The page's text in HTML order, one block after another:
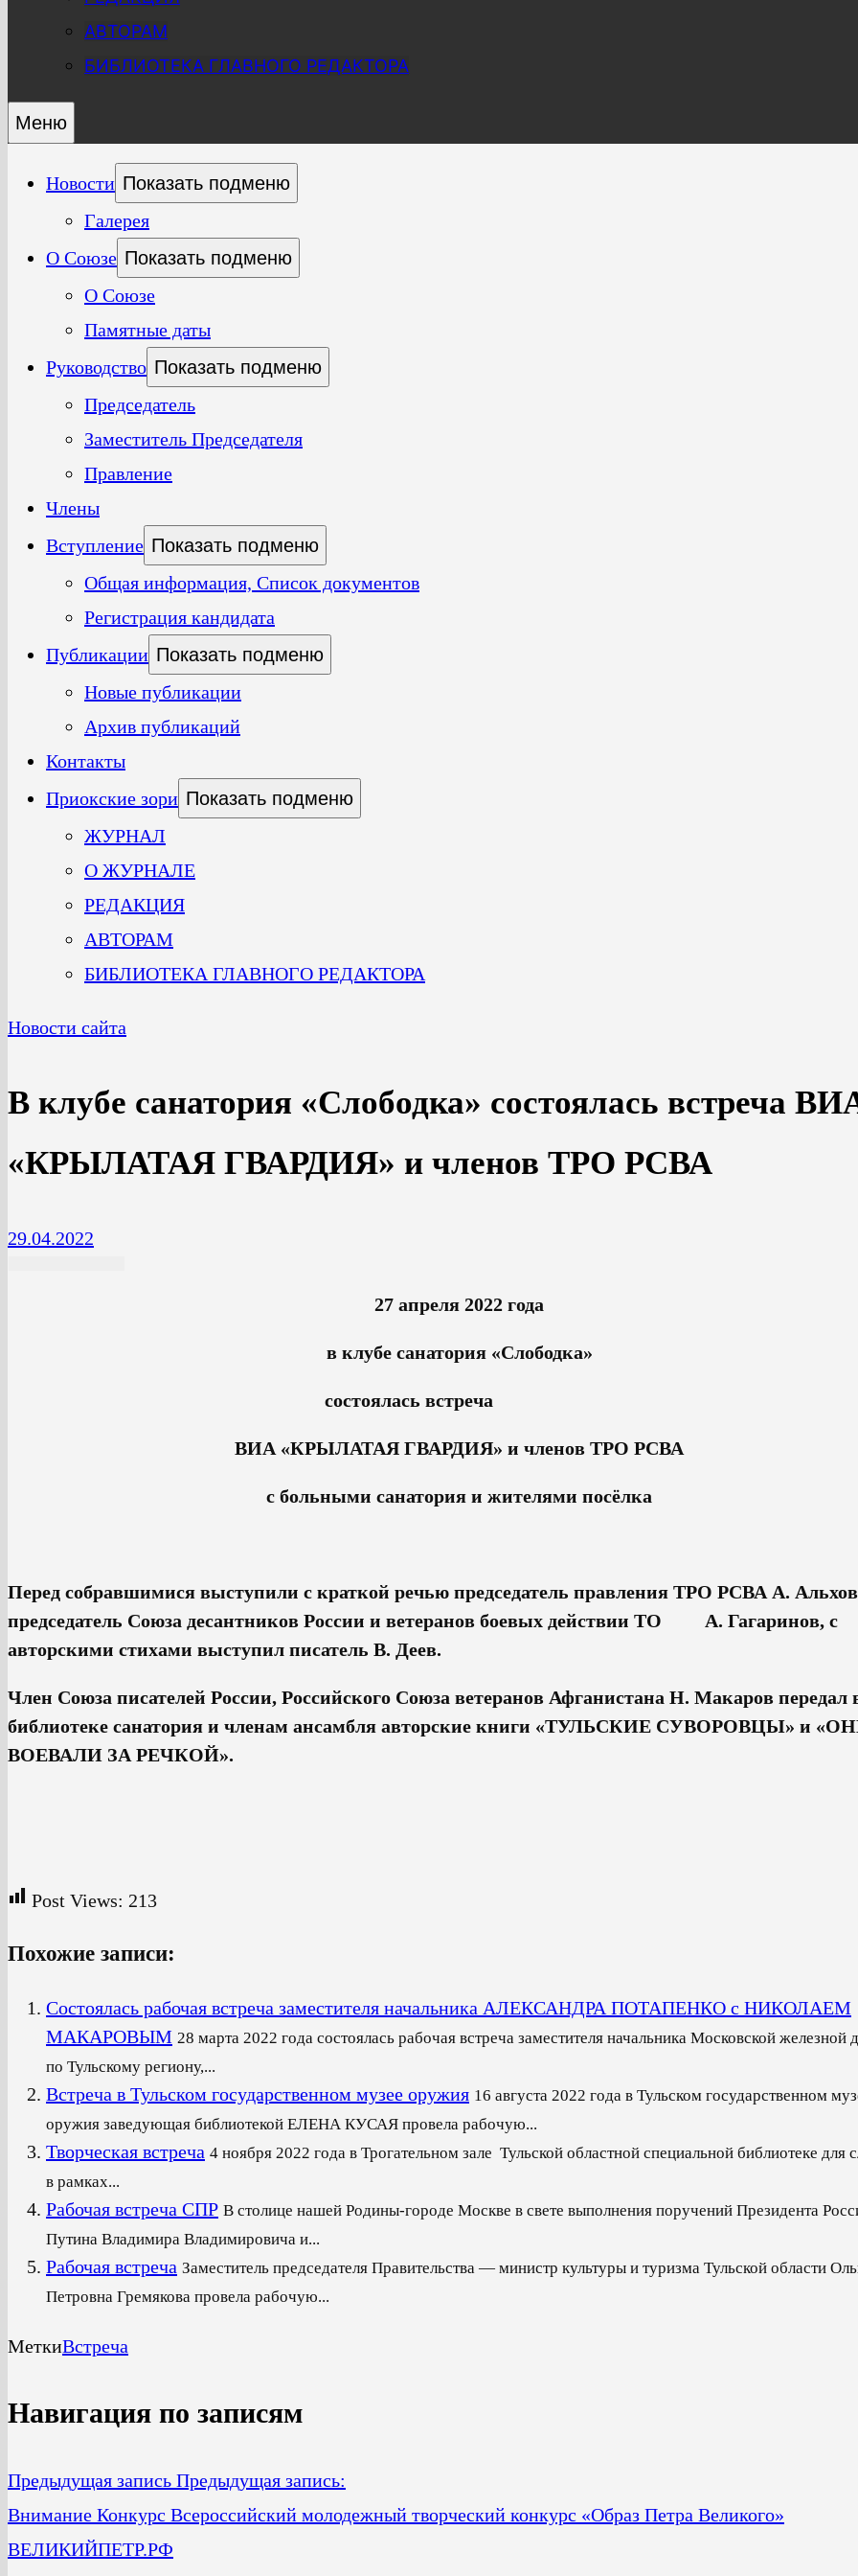
АВТОРАМ
БИБЛИОТЕКА ГЛАВНОГО РЕДАКТОРА
Меню
Новости Показать подменю
Галерея
О Союзе Показать подменю
О Союзе
Памятные даты
Руководство Показать подменю
Председатель
Заместитель Председателя
Правление
Члены
Вступление Показать подменю
Общая информация, Список документов
Регистрация кандидата
Публикации Показать подменю
Новые публикации
Архив публикаций
Контакты
Приокские зори Показать подменю
ЖУРНАЛ
О ЖУРНАЛЕ
РЕДАКЦИЯ
АВТОРАМ
БИБЛИОТЕКА ГЛАВНОГО РЕДАКТОРА
Новости сайта
В клубе санатория «Слободка» состоялась встреча
«КРЫЛАТАЯ ГВАРДИЯ» и членов ТРО РСВА
29.04.2022
27 апреля 2022 года
в клубе санатория «Слободка»
состоялась встреча
ВИА «КРЫЛАТАЯ ГВАРДИЯ» и членов ТРО РСВА
с больными санатория и жителями посёлка
Перед собравшимися выступили с краткой речью председатель правления ТРО РСВА А.
председатель Союза десантников России и ветеранов боевых действии ТО А. Гагаринов, с
авторскими стихами выступил писатель В. Деев.
Член Союза писателей России, Российского Союза ветеранов Афганистана Н. Макаров передал
библиотеке санатория и членам ансамбля авторские книги «ТУЛЬСКИЕ СУВОРОВЦЫ» и
ВОЕВАЛИ ЗА РЕЧКОЙ».
Post Views: 213
Похожие записи:
Cостоялась рабочая встреча заместителя начальника АЛЕКСАНДРА ПОТАПЕНКО с НИКОЛАЕМ
МАКАРОВЫМ 28 марта 2022 года состоялась рабочая встреча заместителя начальника Московской железной
по Тульскому региону,...
Встреча в Тульском государственном музее оружия 16 августа 2022 года в Тульском государственном
оружия заведующая библиотекой ЕЛЕНА КУСАЯ провела рабочую...
Творческая встреча 4 ноября 2022 года в Трогательном зале Тульской областной специальной библиотеке для
в рамках...
Рабочая встреча СПР В столице нашей Родины-городе Москве в свете выполнения поручений Президента
Путина Владимира Владимировича и...
Рабочая встреча Заместитель председателя Правительства — министр культуры и туризма Тульской области
Петровна Гремякова провела рабочую...
МеткиВстреча
Навигация по записям
Предыдущая запись Предыдущая запись:
Внимание Конкурс Всероссийский молодежный творческий конкурс «Образ Петра Великого»
ВЕЛИКИЙПЕТР.РФ